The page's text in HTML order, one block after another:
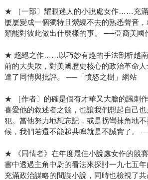
★ ［一部〕耀眼迷人的小說處女作……充滿
屢屢變成一個獨特且縈繞不去的熟悉聲音
類能對彼此做出什麼樣的事。 ──亞裔美國
★ 超絕之作……以巧妙有趣的手法剖析越南
前的大失敗，對美國歷史核心的政治革命
達了同情與批評。 ──「憤怒之樹」網站
★ ［作者〕的確是個有才華又大膽的諷刺
喜愛他的敘述者之餘，也讓我們想起自己
犯。當他努力地想忘記，或是拐彎抹角地
候，我們若還不能起共鳴就是不誠實了。
★ 《同情者》在年度最佳小說處女作的競
書中透過主角中尉的看法來探討一九七五
充滿政治謀略的間諜小說，同時也檢視了